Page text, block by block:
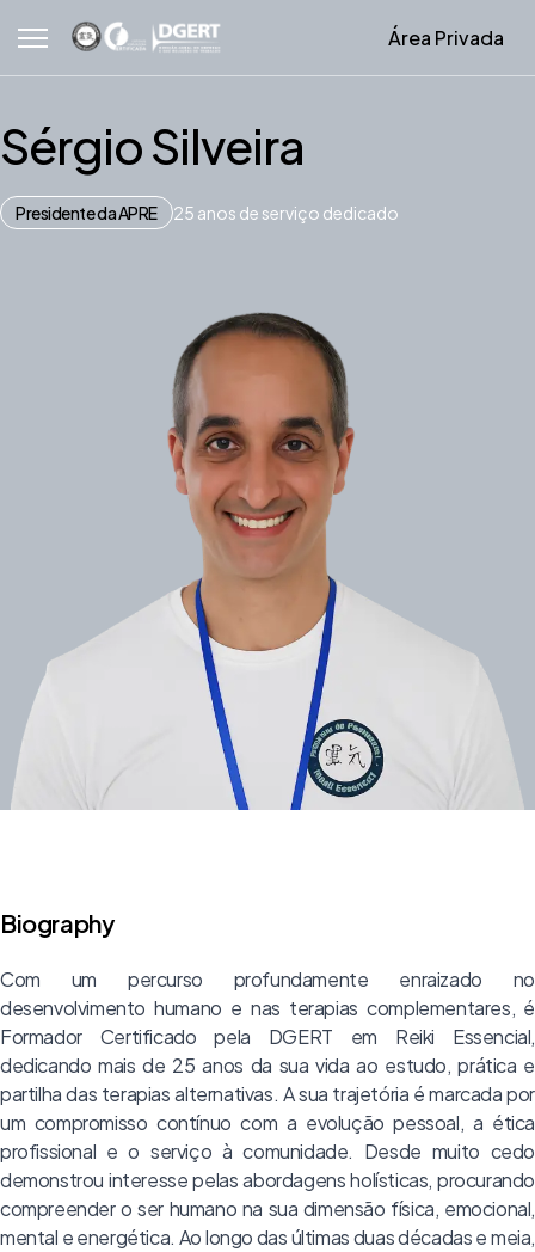
Área Privada
Sérgio Silveira
Presidente da APRE 25 anos de serviço dedicado
Biography
Com um percurso profundamente enraizado no
desenvolvimento humano e nas terapias complementares, é
Formador Certificado pela DGERT em Reiki Essencial,
dedicando mais de 25 anos da sua vida ao estudo, prática e
partilha das terapias alternativas. A sua trajetória é marcada por
um compromisso contínuo com a evolução pessoal, a ética
profissional e o serviço à comunidade. Desde muito cedo
demonstrou interesse pelas abordagens holísticas, procurando
compreender o ser humano na sua dimensão física, emocional,
mental e energética. Ao longo das últimas duas décadas e meia,